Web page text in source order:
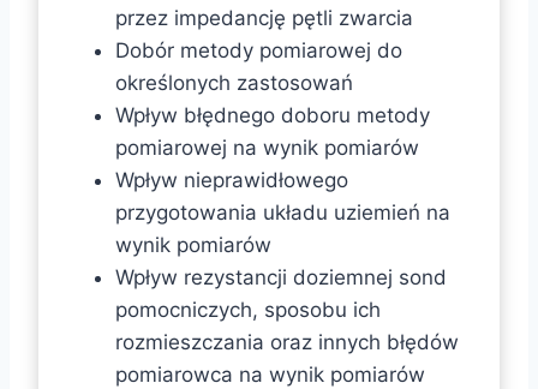
przez impedancję pętli zwarcia
Dobór metody pomiarowej do
określonych zastosowań
Wpływ błędnego doboru metody
pomiarowej na wynik pomiarów
Wpływ nieprawidłowego
przygotowania układu uziemień na
wynik pomiarów
Wpływ rezystancji doziemnej sond
pomocniczych, sposobu ich
rozmieszczania oraz innych błędów
pomiarowca na wynik pomiarów